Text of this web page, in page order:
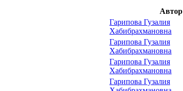
Автор
Гарипова Гузалия
Хабибрахмановна
Гарипова Гузалия
Хабибрахмановна
Гарипова Гузалия
Хабибрахмановна
Гарипова Гузалия